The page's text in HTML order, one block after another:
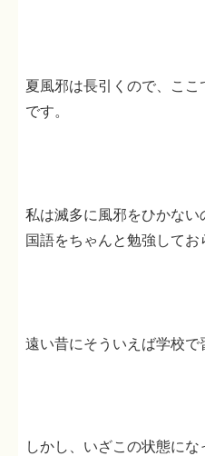
夏風邪は長引くので、こ
です。
私は滅多に風邪をひかな
国語をちゃんと勉強してお
遠い昔にそういえば学校で
しかし、いざこの状態に